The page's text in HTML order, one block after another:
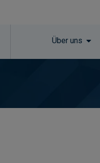
Über uns